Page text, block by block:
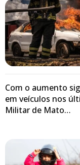
Com o aumento
em veículos nos
Militar de Mato…